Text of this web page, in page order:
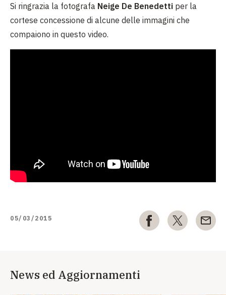
Si ringrazia la fotografa Neige De Benedetti per la
cortese concessione di alcune delle immagini che
compaiono in questo video.
05/03/2015
News ed Aggiornamenti